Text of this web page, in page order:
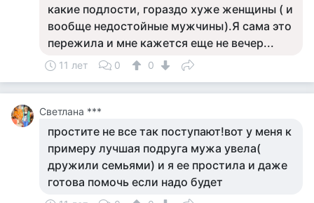
какие подлости, гораздо хуже женщины ( и
вообще недостойные мужчины).Я сама это
пережила и мне кажется еще не вечер...
11 лет 0 0
Светлана ***
простите не все так поступают!вот у меня к
примеру лучшая подруга мужа увела(
дружили семьями) и я ее простила и даже
готова помочь если надо будет